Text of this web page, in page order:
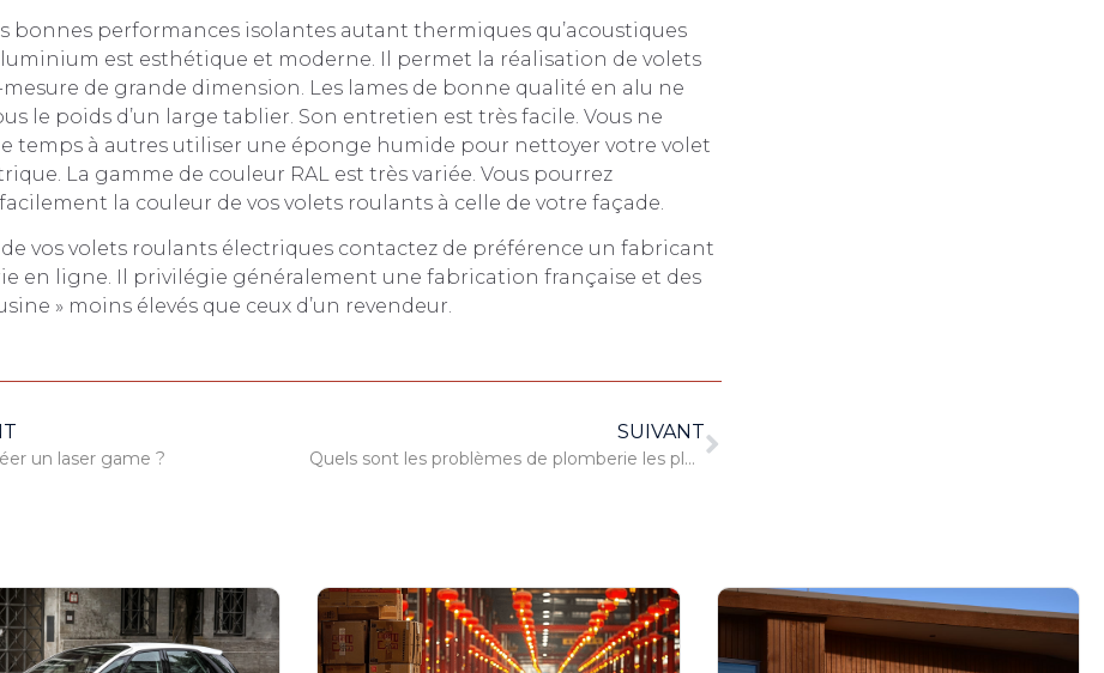
bonnes performances isolantes autant thermiques qu’acoustiques
est esthétique et moderne. Il permet la réalisation de volets
de grande dimension. Les lames de bonne qualité en alu ne
le poids d’un large tablier. Son entretien est très facile. Vous ne
temps à autres utiliser une éponge humide pour nettoyer votre volet
La gamme de couleur RAL est très variée. Vous pourrez
la couleur de vos volets roulants à celle de votre façade.
de vos volets roulants électriques contactez de préférence un fabricant
en ligne. Il privilégie généralement une fabrication française et des
» moins élevés que ceux d’un revendeur.
un laser game ?
SUIVANT
Quels sont les problèmes de plomberie les plus courants au printemps ?